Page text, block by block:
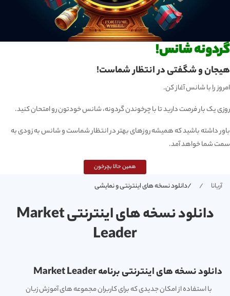
گردونه شانس!
هیجان و شگفتی در انتظار شماست!
امروز را با شانس آغاز کن.
روزی یک بار فرصت دارید تا با چرخوندن گردونه، شانس خودتون رو امتحان کنید.
باور داشته باشید که همیشه روزهای بهتر در انتظار شماست و شانس به زودی به
سمت شما خواهد آمد.
همین حالا بچرخون
دانلود نسخه های اینترنتی Market
Leader
آریانا /دانلود نسخه های اینترنتی و نمایشی
دانلود نسخه های اینترنتی برنامه Market Leader
با استفاده از امکان جدیدی که برای کاربران مجموعه های آموزش زبان